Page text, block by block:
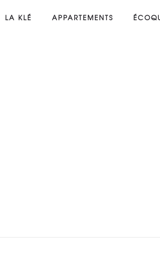
LA KLÉ APPARTEMENTS